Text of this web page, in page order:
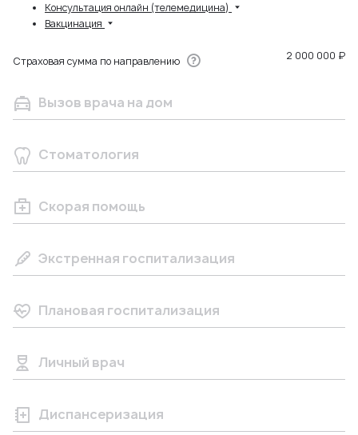
Консультация онлайн (телемедицина)
Вакцинация
Страховая сумма по направлению 2 000 000 ₽
Вызов врача на дом
Стоматология
Скорая помощь
Экстренная госпитализация
Плановая госпитализация
Личный врач
Диспансеризация